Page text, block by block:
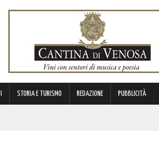
STORIA E TURISMO REDAZIONE PUBBLICITÀ